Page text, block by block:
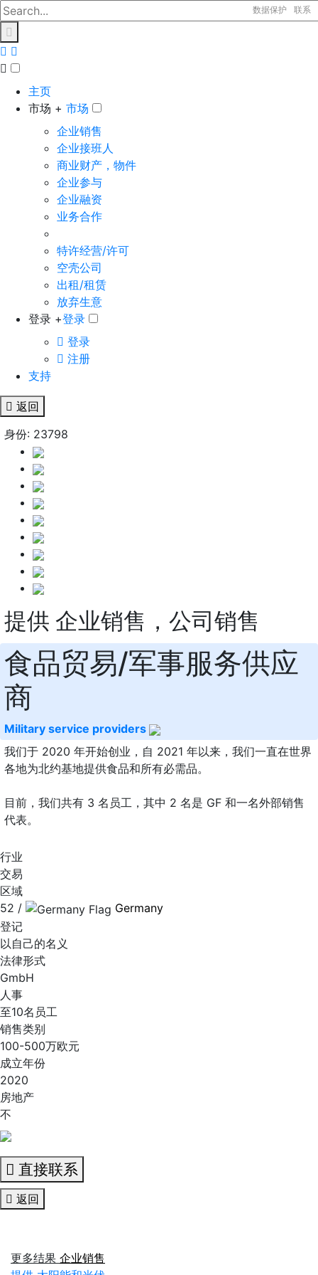
数据保护 联系
主页
市场 + 市场
企业销售
企业接班人
商业财产，物件
企业参与
企业融资
业务合作
特许经营/许可
空壳公司
出租/租赁
放弃生意
登录 +登录
登录
注册
支持
返回
身份: 23798
提供 企业销售，公司销售
食品贸易/军事服务供应
商
Military service providers
我们于 2020 年开始创业，自 2021 年以来，我们一直在世界
各地为北约基地提供食品和所有必需品。
目前，我们共有 3 名员工，其中 2 名是 GF 和一名外部销售
代表。
行业
交易
区域
52 /
Germany
登记
以自己的名义
法律形式
GmbH
人事
至10名员工
销售类别
100-500万欧元
成立年份
2020
房地产
不
直接联系
返回
更多结果 企业销售